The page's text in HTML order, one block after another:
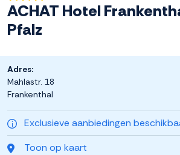
ACHAT Hotel
Pfalz
Exclusieve aanbiedingen
Toon op kaart
Adres:
Mahlastr. 18
Frankenthal